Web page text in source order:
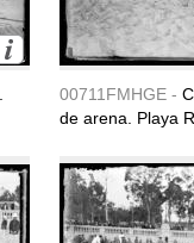
00711FMHGE -
de arena. Playa